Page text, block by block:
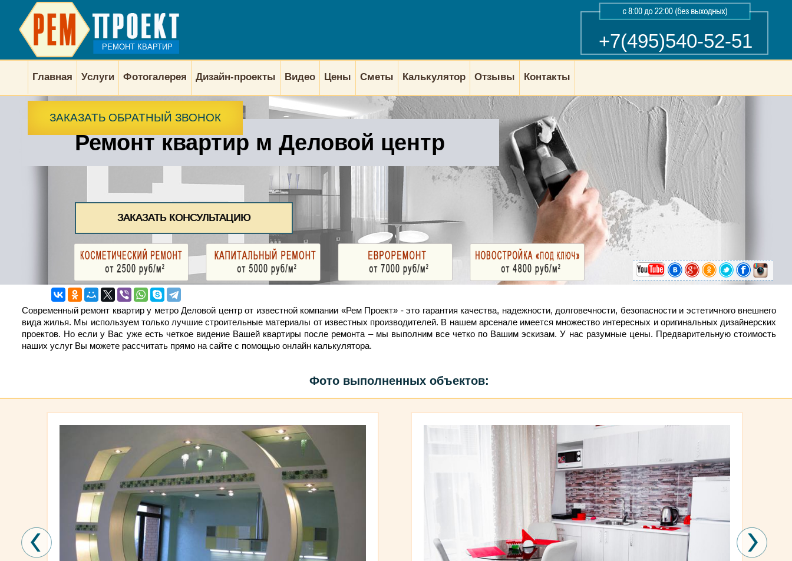
РЕМОНТ КВАРТИР +7(495)540-52-51
Главная Услуги Фотогалерея Дизайн-проекты Видео Цены Сметы Калькулятор Отзывы Контакты
ЗАКАЗАТЬ ОБРАТНЫЙ ЗВОНОК
ЗАКАЗАТЬ КОНСУЛЬТАЦИЮ
Ремонт квартир м Деловой центр
Современный ремонт квартир у метро Деловой центр от известной компании «Рем Проект» - это гарантия качества, надежности, долговечности, безопасности и эстетичного внешнего
вида жилья. Мы используем только лучшие строительные материалы от известных производителей. В нашем арсенале имеется множество интересных и оригинальных дизайнерских
проектов. Но если у Вас уже есть четкое видение Вашей квартиры после ремонта – мы выполним все четко по Вашим эскизам. У нас разумные цены. Предварительную стоимость
наших услуг Вы можете рассчитать прямо на сайте с помощью онлайн калькулятора.
Фото выполненных объектов: